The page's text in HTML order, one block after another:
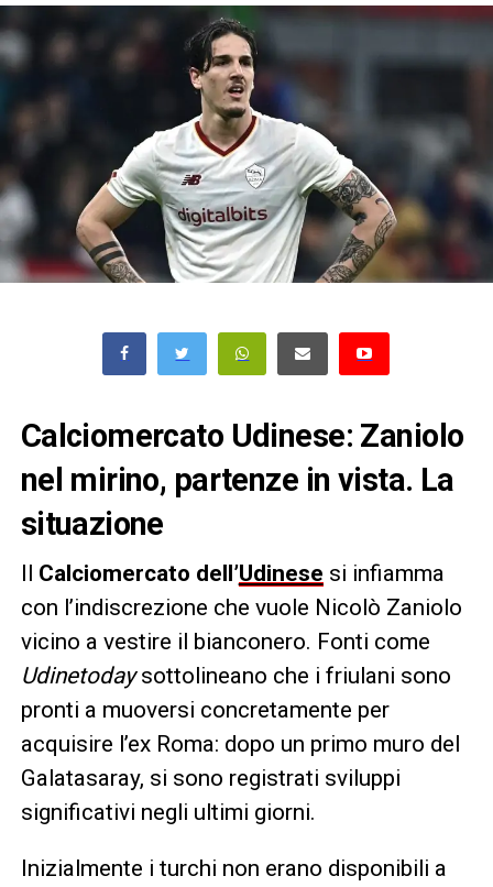
Calciomercato Udinese: Zaniolo
nel mirino, partenze in vista. La
situazione
Il Calciomercato dell’Udinese si infiamma
con l’indiscrezione che vuole Nicolò Zaniolo
vicino a vestire il bianconero. Fonti come
Udinetodaysottolineano che i friulani sono
pronti a muoversi concretamente per
acquisire l’ex Roma: dopo un primo muro del
Galatasaray, si sono registrati sviluppi
significativi negli ultimi giorni.
Inizialmente i turchi non erano disponibili a